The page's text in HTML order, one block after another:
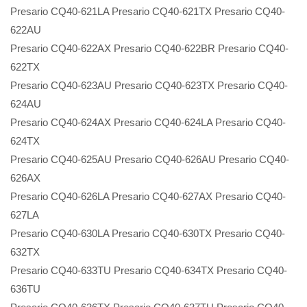
Presario CQ40-621LA Presario CQ40-621TX Presario CQ40-
622AU
Presario CQ40-622AX Presario CQ40-622BR Presario CQ40-
622TX
Presario CQ40-623AU Presario CQ40-623TX Presario CQ40-
624AU
Presario CQ40-624AX Presario CQ40-624LA Presario CQ40-
624TX
Presario CQ40-625AU Presario CQ40-626AU Presario CQ40-
626AX
Presario CQ40-626LA Presario CQ40-627AX Presario CQ40-
627LA
Presario CQ40-630LA Presario CQ40-630TX Presario CQ40-
632TX
Presario CQ40-633TU Presario CQ40-634TX Presario CQ40-
636TU